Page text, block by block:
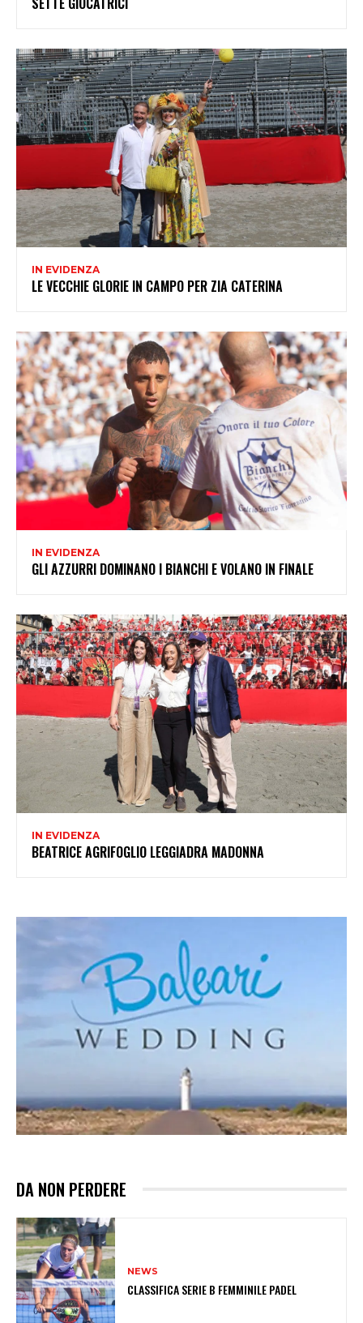
IN EVIDENZA
LE VECCHIE GLORIE IN CAMPO PER ZIA CATERINA
IN EVIDENZA
GLI AZZURRI DOMINANO I BIANCHI E VOLANO IN FINALE
IN EVIDENZA
BEATRICE AGRIFOGLIO LEGGIADRA MADONNA
DA NON PERDERE
NEWS
CLASSIFICA SERIE B FEMMINILE PADEL